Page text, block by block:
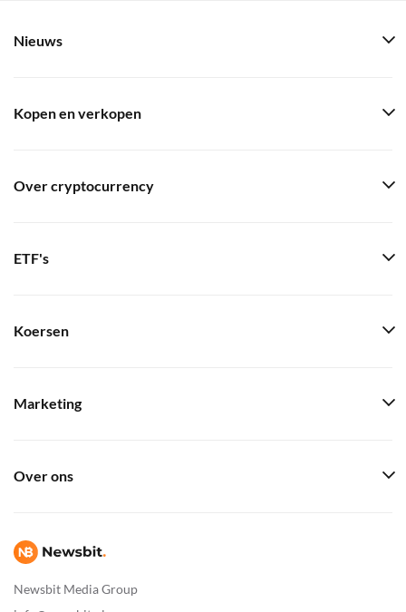
Newsbit Media Group
Nieuws
Kopen en verkopen
Over cryptocurrency
ETF's
Koersen
Marketing
Over ons